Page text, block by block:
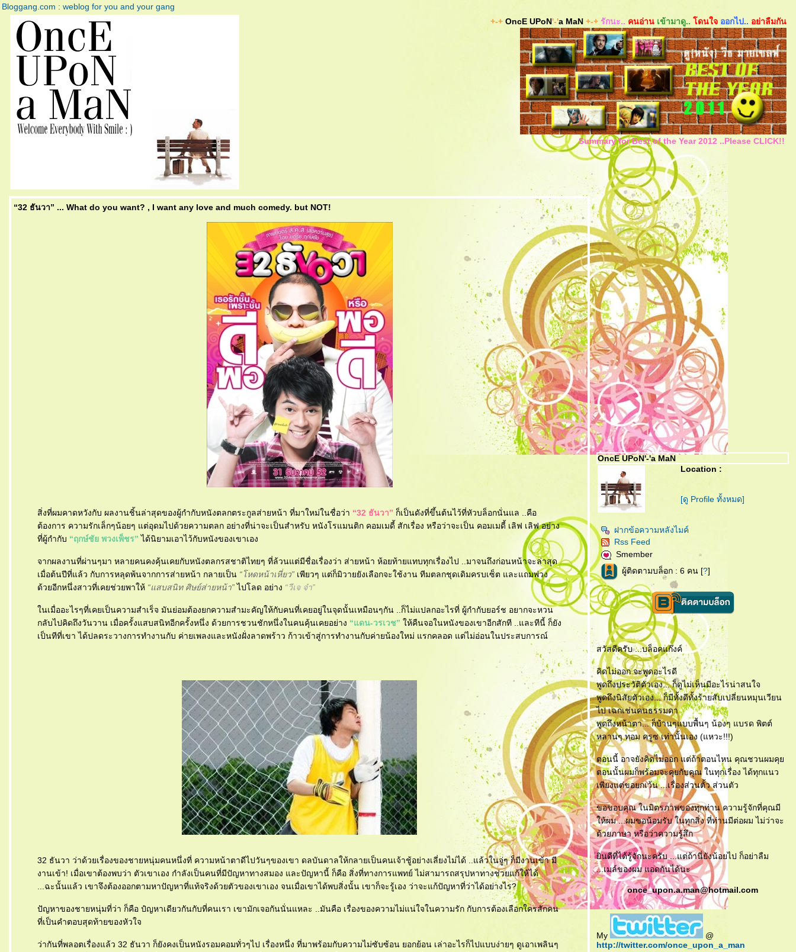
Bloggang.com : weblog for you and your gang
+-+OncE UPoN'-'a MaN +-+ รักนะ.. คนอ่าน เข้ามาดู.. ดนใจ ออกไป.. อย่าลืมกัน
Summary for Best of the Year 2012 ..Please CLICK!!
“32 ธันวา” ... What do you want? , I want any love and much comedy. but NOT!
สิ่งที่ผมคาดหวังกับ ผลงานชิ้นล่าสุดของผู้กำกับหนังตลกตระกูลส่ายหน้า ที่มาใหม่ในชื่อว่า “32 ธันวา” ก็เป็นดังที่ขึ้นต้นไว้ที่หัวบล็อกนั่นแล ..คือ
ต้องการ ความรักเล็กๆน้อยๆ แต่อุดมไปด้วยความตลก อย่างที่น่าจะเป็นสำหรับ หนังโรแมนติก คอมเมดี้ สักเรื่อง หรือว่าจะเป็น คอมเมดี้ เลิฟ เลิฟ อย่าง
ที่ผู้กำกับ “ฤกษ์ชัย พวงเพ็ชร” ได้นิยามเอาไว้กับหนังของเขาเอง
จากผลงานที่ผ่านๆมา หลายคนคงคุ้นเคยกับหนังตลกรสชาติไทยๆ ที่ล้วนแต่มีชื่อเรื่องว่า ส่ายหน้า ห้อยท้ายแทบทุกเรื่องไป ..มาจนถึงก่อนหน้าจะล่าสุด
เมื่อต้นปีที่แล้ว กับการหลุดพ้นจากการส่ายหน้า กลายเป็น “โหดหน้าเหี่ยว” เพียวๆ แต่ก็มิวายยังเลือกจะใช้งาน ทีมตลกชุดเดิมครบเซ็ต และแถมพ่วง
ด้วยอีกหนึ่งสาวที่เคยช่วยพาให้ “แสบสนิท ศิษย์ส่ายหน้า”ไปโลด อย่าง “วีเจ จ๋า”
นเมื่ออะไรๆที่เคยเป็นความสำเร็จ มันย่อมต้องยกความสำมะคัญให้กับคนที่เคยอยู่ในจุดนั้นเหมือนๆกัน ..ก็ไม่แปลกอะไรที่ ผู้กำกับยอร์ช อยากจะหวน
กลับไปคิดถึงวันวาน เมื่อครั้งแสบสนิทอีกครั้งหนึ่ง ด้วยการชวนชักหนึ่งในคนคุ้นเคยอย่าง “แดน-วรเวช” ห้คืนจอในหนังของเขาอีกสักที ..และทีนี้ ก็ยัง
เป็นทีที่เขา ได้ปลดระวางการทำงานกับ ค่ายเพลงและหนังฝั่งลาดพร้าว ก้าวเข้าสู่การทำงานกับค่ายน้องใหม่ แรกคลอด แต่ไม่อ่อนในประสบการณ์
32 ธันวา ว่าด้วยเรื่องของชายหนุ่มคนหนึ่งที่ ความหน้าตาดีไปวันๆของเขา ดลบันดาลให้กลายเป็นคนเจ้าชู้อย่างเลี่ยงไม่ได้ ..แล้วในจู่ๆ ก็มีงานเข้า มี
งานเข้า! เมื่อเขาต้องพบว่า ตัวเขาเอง กำลังเป็นคนที่มีปัญหาทางสมอง และปัญหานี้ ก็คือ สิ่งที่ทางการแพทย์ ไม่สามารถสรุปหาทางช่วยแก้ให้ได้
...ฉะนั้นแล้ว เขาจึงต้องออกตามหาปัญหาที่แท้จริงด้วยตัวของเขาเอง จนเมื่อเขาได้พบสิ่งนั้น เขาก็จะรู้เอง ว่าจะแก้ปัญหาที่ว่าได้อย่างไร?
ปัญหาของชายหนุ่มที่ว่า ก็คือ ปํญหาเดียวกันกับที่คนเรา เขามักเจอกันนั่นแหละ ..มันคือ เรื่องของความไม่แน่ใจในความรัก กับการต้องเลือกใครสักคน
ที่เป็นคำตอบสุดท้ายของหัวใจ
ว่ากันที่พลอตเรื่องแล้ว 32 ธันวา ก็ยังคงเป็นหนังรอมคอมทั่วๆไป เรื่องหนึ่ง ที่มาพร้อมกับความไม่ซับซ้อน ยอกย้อน เล่าอะไรก็ไปแบบง่ายๆ ดูเอาเพลินๆ
OncE UPoN'-'a MaN
Location :
[ดู Profile ทั้งหมด]
ฝากข้อความหลังไมค์
Rss Feed
Smember
ผู้ติดตามบล็อก : 6 คน [?]
สวัสดีครับ ...บล็อคแก๊งค์
คิดไม่ออก จะพูดอะไรดี
พูดถึงประวัติตัวเอง... ก็ดูไม่เห็นมีอะไรน่าสนใจ
พูดถึงนิสัยตัวเอง... ก็มีทั้งดีทั้งร้ายสับเปลี่ยนหมุนเวียน
ไป เฉกเช่นคนธรรมดา
พูดถึงหน้าตา... ก็บ้านๆแบบพื้นๆ น้องๆ แบรด พิตต์
หลานๆ ทอม ครูซ เท่านั้นเอง (แหวะ!!!)
ตอนนี้ อาจยังคิดไม่ออก แต่ถ้าตอนไหน คุณชวนผมคุ
ตอนนั้นผมก็พร้อมจะคุยกับคุณ ในทุกเรื่อง ได้ทุกแนว
เพียงแต่ขอยกเว้น ...เรื่องส่วนตั้ว ส่วนตัว
ขอขอบคุณ ในมิตรภาพของทุกท่าน ความรู้จักที่คุณมี
ห้ผม ...ผมขอน้อมรับ ในทุกสิ่ง ที่ท่านมีต่อผม ไม่ว่าจะ
ด้วยภาษา หรือว่าความรู้สึก
ินดีที่ได้รู้จักนะครับ ...แต่ถ้านี่ยังน้อยไป ก็อย่าลืม
...เมล์ของผม แอดกันได้นะ
once_upon.a.man@hotmail.com
My
@
http://twitter.com/once_upon_a_man